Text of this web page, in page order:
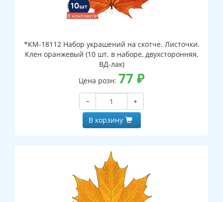
*КМ-18112 Набор украшений на скотче. Листочки.
Клен оранжевый (10 шт. в наборе, двухсторонняя,
ВД-лак)
Цена розн: 77 ₽
−
+
В корзину